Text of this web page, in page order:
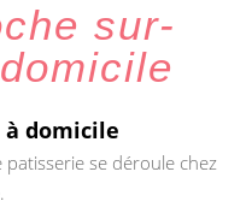
sur-
à domicile
se déroule chez